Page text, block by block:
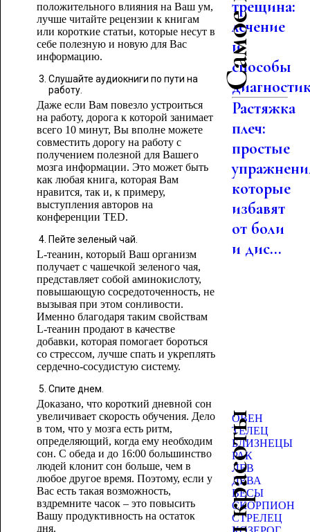
положительного влияния на Ваш ум,
лучше читайте рецензии к книгам
или короткие статьи, которые несут в
себе полезную и новую для Вас
информацию.
Слушайте аудиокниги по пути на
работу.
Даже если Вам повезло устроиться
на работу, дорога к которой занимает
всего 10 минут, Вы вполне можете
совместить дорогу на работу с
получением полезной для Вашего
мозга информации. Это может быть
как любая книга, которая Вам
нравится, так и, к примеру,
выступления авторов на
конференции TED.
Пейте зеленый чай.
L-теанин, который Ваш организм
получает с чашечкой зеленого чая,
представляет собой аминокислоту,
повышающую сосредоточенность, не
вызывая при этом сонливости.
Именно благодаря таким свойствам
L-теанин продают в качестве
добавки, которая помогает бороться
со стрессом, лучше спать и укреплять
сердечно-сосудистую систему.
Спите днем.
Доказано, что короткий дневной сон
увеличивает скорость обучения. Дело
в том, что у мозга есть ритм,
определяющий, когда ему необходим
сон. С обеда и до 16:00 большинство
людей клонит сон больше, чем в
любое другое время. Поэтому, если у
Вас есть такая возможность,
вздремните часок – это повысить
Вашу продуктивность на остаток
дня.
трещина:
лечение
и
способы
Растяжка
плеч:
простые
которые
избавят
от боли
и дис...
ОВЕН
ТЕЛЕЦ
БЛИЗНЕЦЫ
РАК
ЛЕВ
ДЕВА
ВЕСЫ
СКОРПИОН
СТРЕЛЕЦ